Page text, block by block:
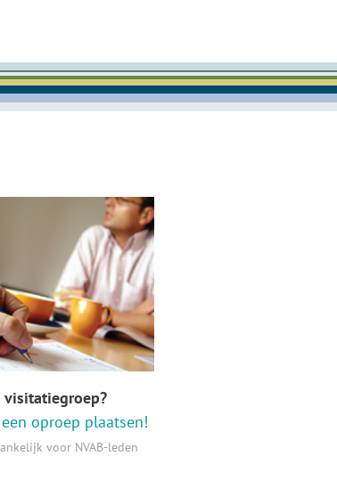
visitatiegroep?
oproep plaatsen!
voor NVAB-leden